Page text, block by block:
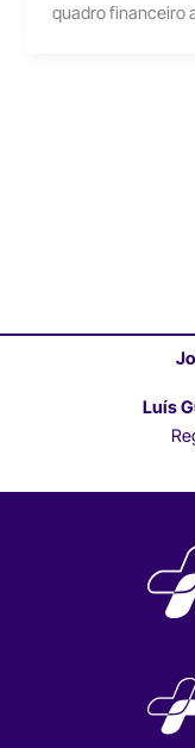
quadro financeiro
Luís